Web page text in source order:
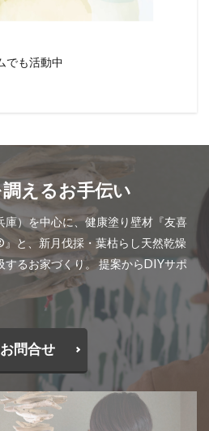
でも活動中
えるお手伝い
庫）を中心に、健康塗り壁材『友喜
と、新月伐採・葉枯らし天然乾燥
するお家づくり。 提案からDIYサポ
お問合せ